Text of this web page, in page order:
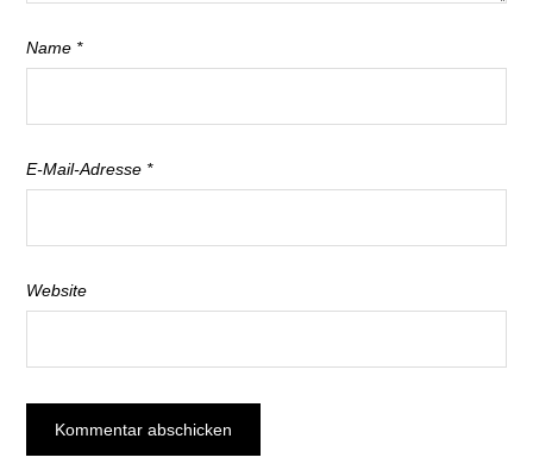
Name *
E-Mail-Adresse *
Website